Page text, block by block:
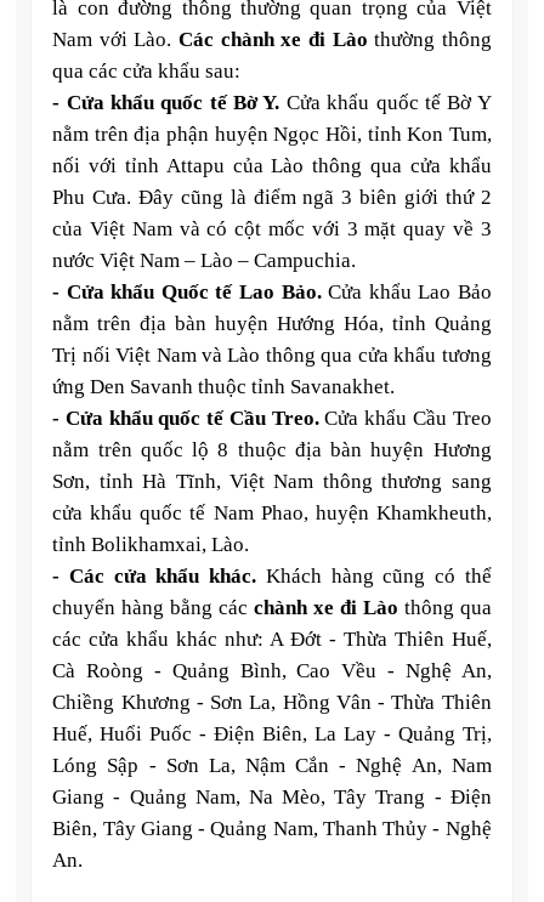
là con đường thông thường quan trọng của Việt
Nam với Lào.Các chành xe đi Lào thường thông
qua các cửa khẩu sau:
- Cửa khẩu quốc tế Bờ Y. Cửa khẩu quốc tế Bờ Y
nằm trên địa phận huyện Ngọc Hồi, tỉnh Kon Tum,
nối với tỉnh Attapu của Lào thông qua cửa khẩu
Phu Cưa. Đây cũng là điểm ngã 3 biên giới thứ 2
của Việt Nam và có cột mốc với 3 mặt quay về 3
nước Việt Nam – Lào – Campuchia.
- Cửa khẩu Quốc tế Lao Bảo.Cửa khẩu Lao Bảo
nằm trên địa bàn huyện Hướng Hóa, tỉnh Quảng
Trị nối Việt Nam và Lào thông qua cửa khẩu tương
ứng Den Savanh thuộc tỉnh Savanakhet.
- Cửa khẩu quốc tế Cầu Treo.Cửa khẩu Cầu Treo
nằm trên quốc lộ 8 thuộc địa bàn huyện Hương
Sơn, tỉnh Hà Tĩnh, Việt Nam thông thương sang
cửa khẩu quốc tế Nam Phao, huyện Khamkheuth,
tỉnh Bolikhamxai, Lào.
- Các cửa khẩu khác. Khách hàng cũng có thể
chuyển hàng bằng cácchành xe đi Lào thông qua
các cửa khẩu khác như: A Đớt - Thừa Thiên Huế,
Cà Roòng - Quảng Bình, Cao Vều - Nghệ An,
Chiềng Khương - Sơn La, Hồng Vân - Thừa Thiên
Huế, Huổi Puốc - Điện Biên, La Lay - Quảng Trị,
Lóng Sập - Sơn La, Nậm Cắn - Nghệ An, Nam
Giang - Quảng Nam, Na Mèo, Tây Trang - Điện
Biên, Tây Giang - Quảng Nam, Thanh Thủy - Nghệ
An.